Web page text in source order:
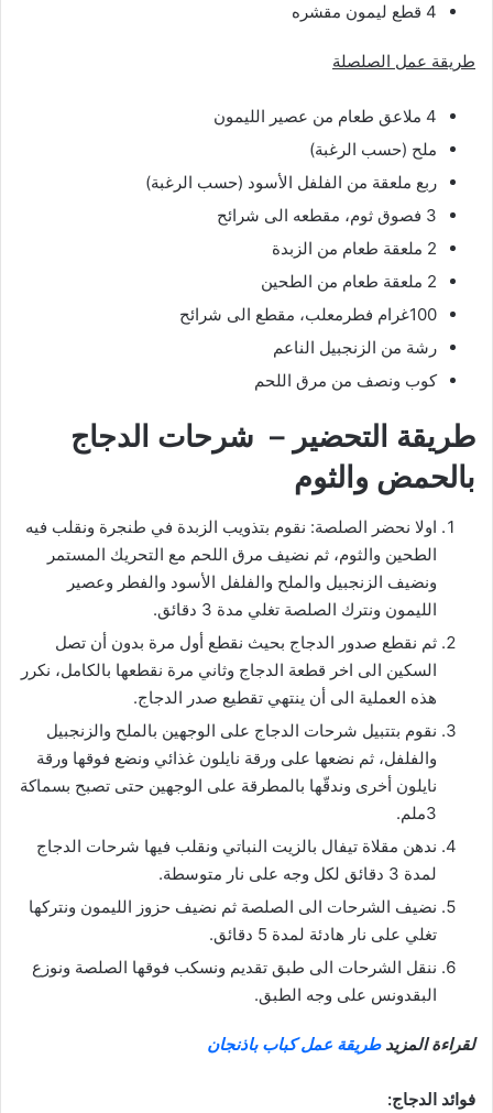
4 قطع ليمون مقشره
طريقة عمل الصلصلة
4 ملاعق طعام من عصير الليمون
ملح (حسب الرغبة)
ربع ملعقة من الفلفل الأسود (حسب الرغبة)
3 فصوق ثوم، مقطعه الى شرائح
2 ملعقة طعام من الزبدة
2 ملعقة طعام من الطحين
100غرام فطرمعلب، مقطع الى شرائح
رشة من الزنجبيل الناعم
كوب ونصف من مرق اللحم
طريقة التحضير – شرحات الدجاج
بالحمض والثوم
اولا نحضر الصلصة: نقوم بتذويب الزبدة في طنجرة ونقلب فيه
الطحين والثوم، ثم نضيف مرق اللحم مع التحريك المستمر
ونضيف الزنجبيل والملح والفلفل الأسود والفطر وعصير
الليمون ونترك الصلصة تغلي مدة 3 دقائق.
ثم نقطع صدور الدجاج بحيث نقطع أول مرة بدون أن تصل
السكين الى اخر قطعة الدجاج وثاني مرة نقطعها بالكامل، نكرر
هذه العملية الى أن ينتهي تقطيع صدر الدجاج.
نقوم بتتبيل شرحات الدجاج على الوجهين بالملح والزنجبيل
والفلفل، ثم نضعها على ورقة نايلون غذائي ونضع فوقها ورقة
نايلون أخرى وندقّها بالمطرقة على الوجهين حتى تصبح بسماكة
3ملم.
ندهن مقلاة تيفال بالزيت النباتي ونقلب فيها شرحات الدجاج
لمدة 3 دقائق لكل وجه على نار متوسطة.
نضيف الشرحات الى الصلصة ثم نضيف حزوز الليمون ونتركها
تغلي على نار هادئة لمدة 5 دقائق.
ننقل الشرحات الى طبق تقديم ونسكب فوقها الصلصة ونوزع
البقدونس على وجه الطبق.
لقراءة المزيدطريقة عمل كباب باذنجان
فوائد الدجاج: